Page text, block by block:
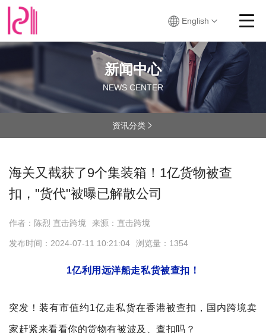
English
新闻中心
NEWS CENTER
资讯分类 
海关又截获了9个集装箱！1亿货物被查
扣，"货代"被曝已解散公司
作者：陈烈 直击跨境 来源：直击跨境
发布时间： 2024-07-11 10:21:04 浏览量： 1354
1亿利用远洋船走私货被查扣 ！
突发！装有市值约1亿走私货在香港被查扣， 国内跨境卖
家赶紧来看看你的货物有被波及、查扣吗？